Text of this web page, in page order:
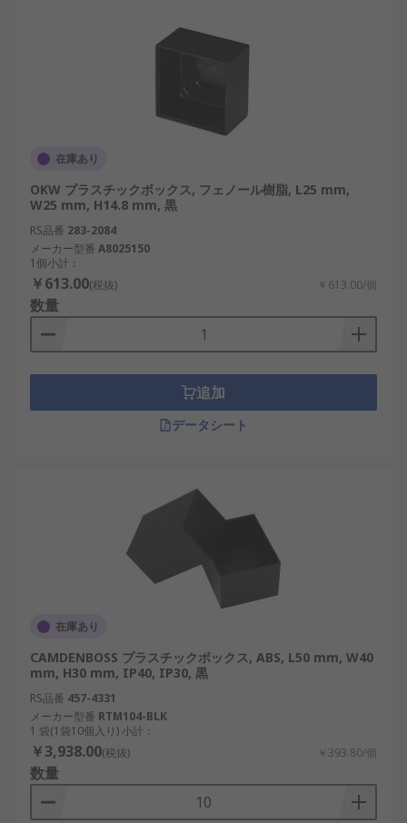
在庫あり
OKW プラスチックボックス, フェノール樹脂, L25 mm,
W25 mm, H14.8 mm, 黒
RS品番 283-2084
メーカー型番 A8025150
1個小計：
￥613.00(税抜) ￥613.00/個
数量
追加
データシート
在庫あり
CAMDENBOSS プラスチックボックス, ABS, L50 mm, W40
mm, H30 mm, IP40, IP30, 黒
RS品番 457-4331
メーカー型番 RTM104-BLK
1 袋(1袋10個入り) 小計：
￥3,938.00(税抜) ￥393.80/個
数量